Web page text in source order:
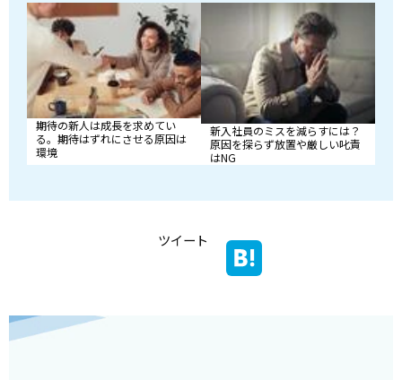
期待の新人は成長を求めてい
る。期待はずれにさせる原因は
環境
新入社員のミスを減らすには？
原因を探らず放置や厳しい叱責
はNG
ツイート